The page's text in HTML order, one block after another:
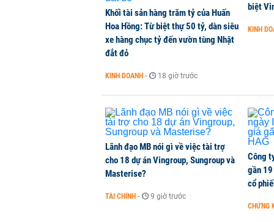
Khối tài sản hàng trăm tỷ của Huấn
Hoa Hồng: Từ biệt thự 50 tỷ, dàn siêu
xe hàng chục tỷ đến vườn tùng Nhật
đắt đỏ
KINH DOANH - 18 giờ trước
biệt
KINH
Lãnh đạo MB nói gì về việc tài trợ
cho 18 dự án Vingroup, Sungroup và
Masterise?
TÀI CHÍNH - 9 giờ trước
Công
gần
cổ
CHỨNG